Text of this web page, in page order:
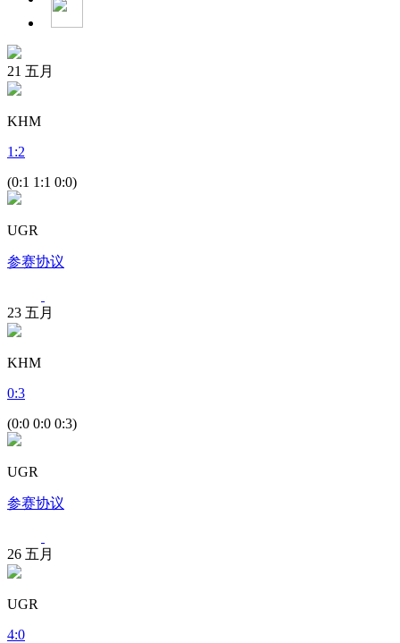
21 五月
KHM
1 :2
(0:1 1:1 0:0)
UGR
参赛协议
23 五月
KHM
0:3
(0:0 0:0 0:3)
UGR
参赛协议
26 五月
UGR
4:0